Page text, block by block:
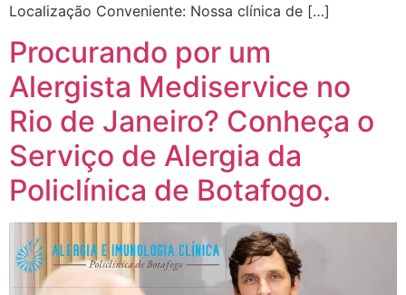
Localização Conveniente: Nossa clínica de […]
Procurando por um
Alergista Mediservice no
Rio de Janeiro? Conheça o
Serviço de Alergia da
Policlínica de Botafogo.